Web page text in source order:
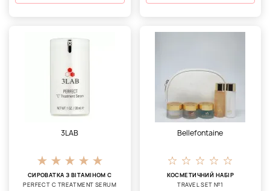
3LAB
СИРОВАТКА З ВІТАМІНОМ С
PERFECT C TREATMENT SERUM
Bellefontaine
КОСМЕТИЧНИЙ НАБІР
TRAVEL SET №1